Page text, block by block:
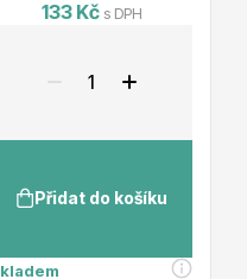
133 Kč s DPH
Přidat do košíku